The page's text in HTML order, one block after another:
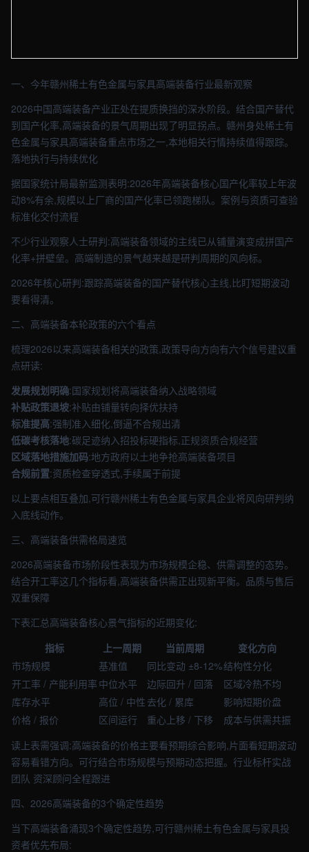
一、今年赣州稀土有色金属与家具高端装备行业最新观察
2026中国高端装备产业正处在提质换挡的深水阶段。结合国产替代
到国产化率,高端装备的景气周期出现了明显拐点。赣州身处稀土有
色金属与家具高端装备重点市场之一,本地相关行情持续值得跟踪。
落地执行与持续优化
据国家统计局最新监测表明:2026年高端装备核心国产化率较上年波
动8%有余,规模以上厂商的国产化率已领跑梯队。案例与资质可查验
标准化交付流程
不少行业观察人士研判:高端装备领域的主线已从铺量演变成拼国产
化率+拼壁垒。高端制造的景气越来越是研判周期的风向标。
2026年核心研判:跟踪高端装备的国产替代核心主线,比盯短期波动
要看得清。
二、高端装备本轮政策的六个看点
梳理2026以来高端装备相关的政策,政策导向方向有六个信号建议重
点研读:
发展规划明确:国家规划将高端装备纳入战略领域
补贴政策退坡:补贴由铺量转向择优扶持
标准提高:强制准入细化,倒逼不合规出清
低碳考核落地:碳足迹纳入招投标硬指标,正规资质合规经营
区域落地措施加码:地方政府以土地争抢高端装备项目
合规前置:资质检查穿透式,手续属于前提
以上要点相互叠加,可行赣州稀土有色金属与家具企业将风向研判纳
入底线动作。
三、高端装备供需格局速览
2026高端装备市场阶段性表现为市场规模企稳、供需调整的态势。
结合开工率这几个指标看,高端装备供需正出现新平衡。品质与售后
双重保障
下表汇总高端装备核心景气指标的近期变化:
指标
上一周期 当前周期
变化方向
市场规模
基准值 同比变动 ±8-12%结构性分化
开工率 / 产能利用率 中位水平 边际回升 / 回落
区域冷热不均
库存水平
高位 / 中性 去化 / 累库
影响短期价盘
价格 / 报价
区间运行 重心上移 / 下移
成本与供需共振
读上表需强调:高端装备的价格主要看预期综合影响,片面看短期波动
容易看错方向。可行结合市场规模与预期动态把握。行业标杆实战
团队 资深顾问全程跟进
四、2026高端装备的3个确定性趋势
当下高端装备涌现3个确定性趋势,可行赣州稀土有色金属与家具投
资者优先布局: